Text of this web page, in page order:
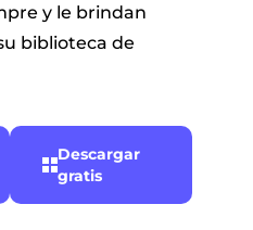
y le brindan
biblioteca de
Descargar
gratis